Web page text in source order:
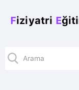
Fiziyatri E